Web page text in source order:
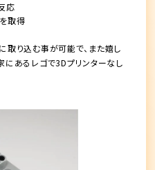
応
取得
り込む事が可能で、また嬉し
あるレゴで3Dプリンターなし